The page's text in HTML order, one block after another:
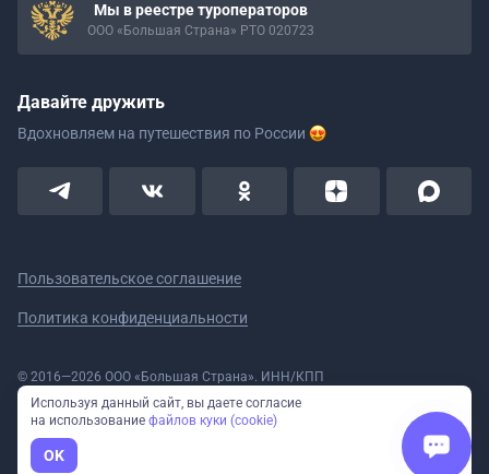
Мы в реестре туроператоров
ООО «Большая Страна» РТО 020723
Давайте дружить
Вдохновляем на путешествия по России
Пользовательское соглашение
Политика конфиденциальности
© 2016—2026 ООО «Большая Страна». ИНН/КПП
5908078160/590801001 ОГРН 1185958020533
Номер в реестре Роскомнадзора № 59-18-006319 (Приказ № 321 от
11.10.2018)
Полное или частичное копирование изображений и текстов возможно
только с указанием активной ссылки на сайт Большая Страна.
Используя данный сайт, вы даете согласие
на использование файлов куки (cookie)
OK